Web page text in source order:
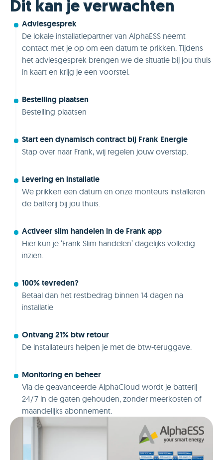
Dit kan je verwachten
Adviesgesprek
De lokale installatiepartner van AlphaESS neemt
contact met je op om een datum te prikken. Tijdens
het adviesgesprek brengen we de situatie bij jou thuis
in kaart en krijg je een voorstel.
Bestelling plaatsen
Bestelling plaatsen
Start een dynamisch contract bij Frank Energie
Stap over naar Frank, wij regelen jouw overstap.
Levering en installatie
We prikken een datum en onze monteurs installeren
de batterij bij jou thuis.
Activeer slim handelen in de Frank app
Hier kun je ‘Frank Slim handelen’ dagelijks volledig
inzien.
100% tevreden?
Betaal dan het restbedrag binnen 14 dagen na
installatie
Ontvang 21% btw retour
De installateurs helpen je met de btw-teruggave.
Monitoring en beheer
Via de geavanceerde AlphaCloud wordt je batterij
24/7 in de gaten gehouden, zonder meerkosten of
maandelijks abonnement.